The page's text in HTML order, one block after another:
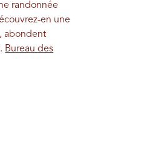
randonnée
en une
abondent
Bureau des